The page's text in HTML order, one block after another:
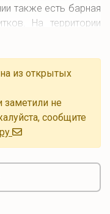
также есть барная
На территории
каминный
услуги, включая
брейки, банкеты и
с различными
музыкальное
из открытых
заметили не
сообщите